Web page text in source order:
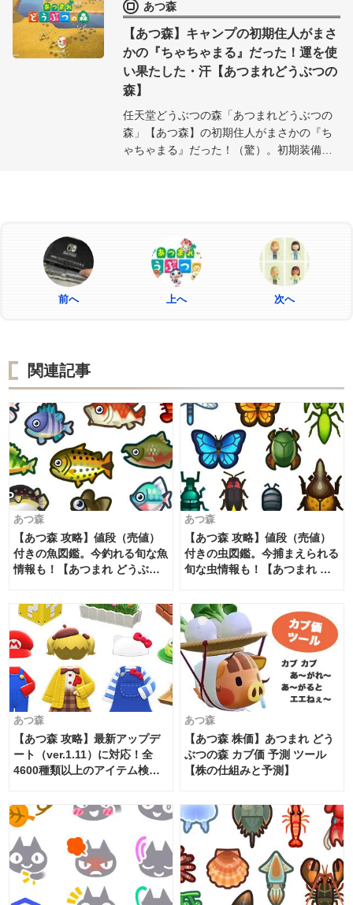
あつ森
【あつ森】キャンプの初期住人がまさ
かの『ちゃちゃまる』だった！運を使
い果たした・汗【あつまれどうぶつの
森】
任天堂どうぶつの森「あつまれどうぶつの
森」【あつ森】の初期住人がまさかの『ち
ゃちゃまる』だった！（驚）。初期装備
前へ 上へ 次へ
関連記事
あつ森
【あつ森 攻略】値段（売値）
付きの魚図鑑。今釣れる旬な魚
情報も！【あつまれ どうぶつ
あつ森
【あつ森 攻略】値段（売値）
付きの虫図鑑。今捕まえられる
旬な虫情報も！【あつまれ ど
あつ森
【あつ森 攻略】最新アップデ
ート（ver.1.11）に対応！全
4600種類以上のアイテム検索
あつ森
【あつ森 株価】あつまれ どう
ぶつの森 カブ価 予測 ツール
【株の仕組みと予測】